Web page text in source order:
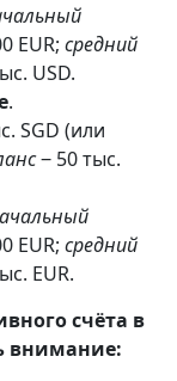
EUR; средний
USD.
.
SGD (или
‒ 50 тыс.
EUR; средний
EUR.
счёта в
внимание: